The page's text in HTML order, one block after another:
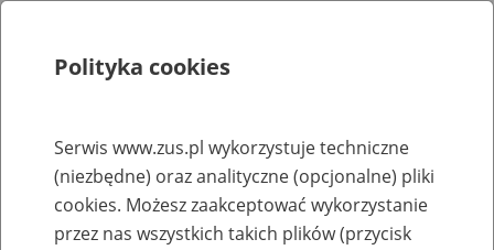
Rejestry, ewidencje i archiwa
Baza zlikwidowanych lub
Polityka cookies
Serwis www.zus.pl wykorzystuje techniczne
(niezbędne) oraz analityczne (opcjonalne) pliki
cookies. Możesz zaakceptować wykorzystanie
przez nas wszystkich takich plików (przycisk